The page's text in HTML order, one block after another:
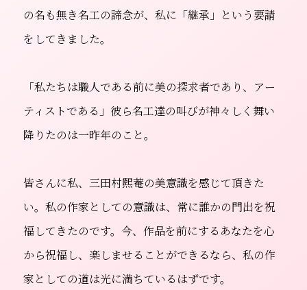
の名も無き名工の諦念が、私に「継承」という要請
をしてきました。
「私たちは職人である前に美の探求者であり、アー
ティストである」彼ら名工達の叫びが神々しく舞い
降りたのは一昨年のこと。
皆さんに私、三田村煕菴の美意識を感じて頂きた
い。私の作家としての意識は、常に誰かの門出を祝
福してきたのです。今、作品を前にするあなたを心
から祝福し、楽しませることができるなら、私の作
家としての道は光に満ちているはずです。